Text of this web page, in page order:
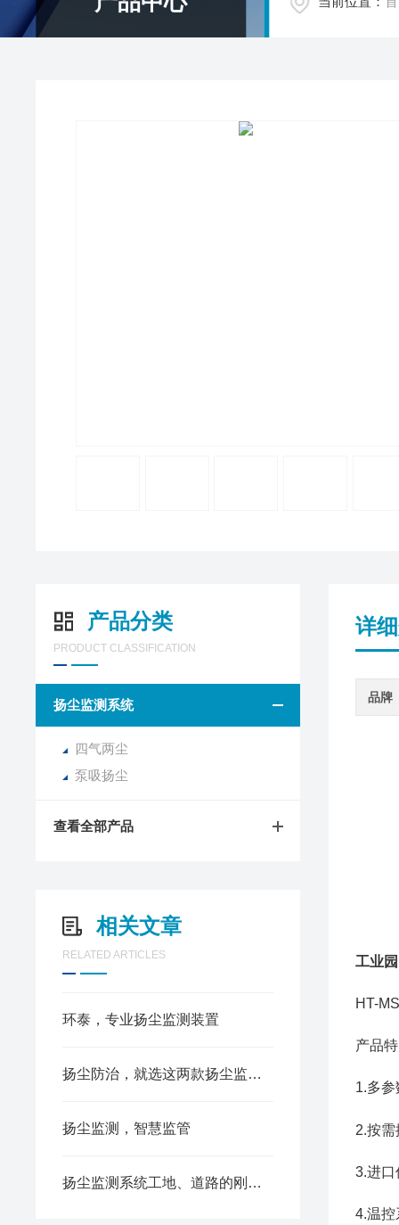
产品分类
PRODUCT CLASSIFICATION
扬尘监测系统
四气两尘
泵吸扬尘
查看全部产品
相关文章
RELATED ARTICLES
环泰，专业扬尘监测装置
扬尘防治，就选这两款扬尘监测装置
扬尘监测，智慧监管
扬尘监测系统工地、道路的刚需设备
详
品牌
工业
HT-
产品
1.多
2.按
3.进口
4.温控